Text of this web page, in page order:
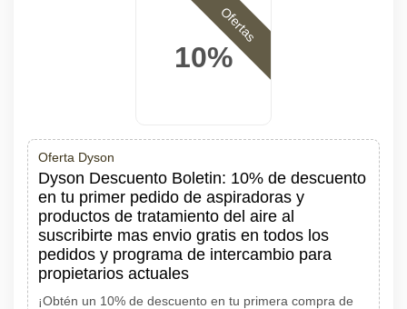
10%
Ofertas
Oferta Dyson
Dyson Descuento Boletin: 10% de descuento
en tu primer pedido de aspiradoras y
productos de tratamiento del aire al
suscribirte mas envio gratis en todos los
pedidos y programa de intercambio para
propietarios actuales
¡Obtén un 10% de descuento en tu primera compra de